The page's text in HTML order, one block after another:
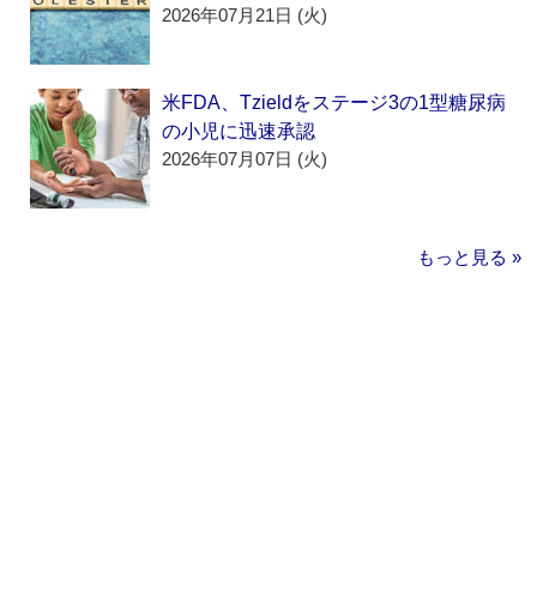
2026年07月21日 (火)
米FDA、Tzieldをステージ3の1型糖尿病
の小児に迅速承認
2026年07月07日 (火)
もっと見る »